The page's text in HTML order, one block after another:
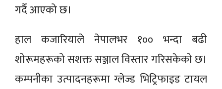
गर्दै आएको छ।
हाल कजारियाले नेपालभर १०० भन्दा बढी
शोरूमहरूको सशक्त सञ्जाल विस्तार गरिसकेको छ।
कम्पनीका उत्पादनहरूमा ग्लेज्ड भिट्रिफाइड टायल